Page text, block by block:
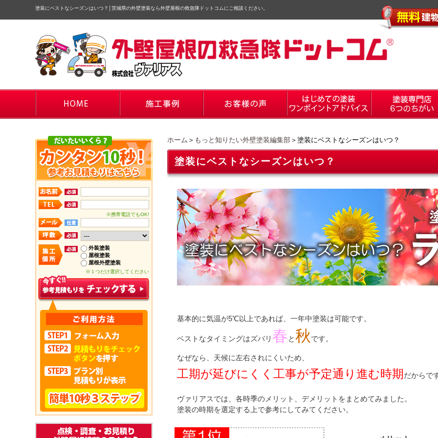
塗装にベストなシーズンはいつ？ 茨城県の外壁塗装なら外壁屋根の救急隊ドットコムにご相談ください。
ホーム ＞ もっと知りたい外壁塗装編集部 ＞塗装にベストなシーズンはいつ？
塗装にベストなシーズンはいつ？
基本的に気温が5℃以上であれば、一年中塗装は可能です。
ベストなタイミングはズバリ 春 と秋です。
なぜなら、天候に左右されにくいため、
工期が延びにくく工事が予定通り進む時期 だからで
ヴァリアスでは、各時季のメリット、デメリットをまとめてみました。
塗装の時期を選定する上で参考にしてみてください。
※携帯電話でもOK!
外装塗装
屋根塗装
屋根外壁塗装
※１つだけ選択してください